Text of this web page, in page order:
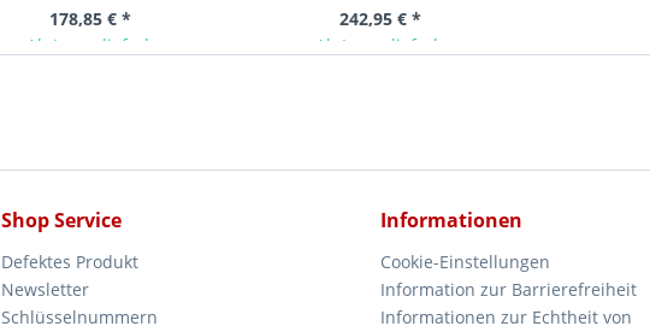
178,85 € *
Ab Lager lieferbar
242,95 € *
Ab Lager lieferbar
Shop Service
Defektes Produkt
Newsletter
Schlüsselnummern
Informationen
Cookie-Einstellungen
Information zur Barrierefreiheit
Informationen zur Echtheit von